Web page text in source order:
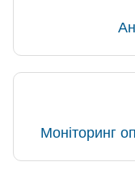
Моніторинг